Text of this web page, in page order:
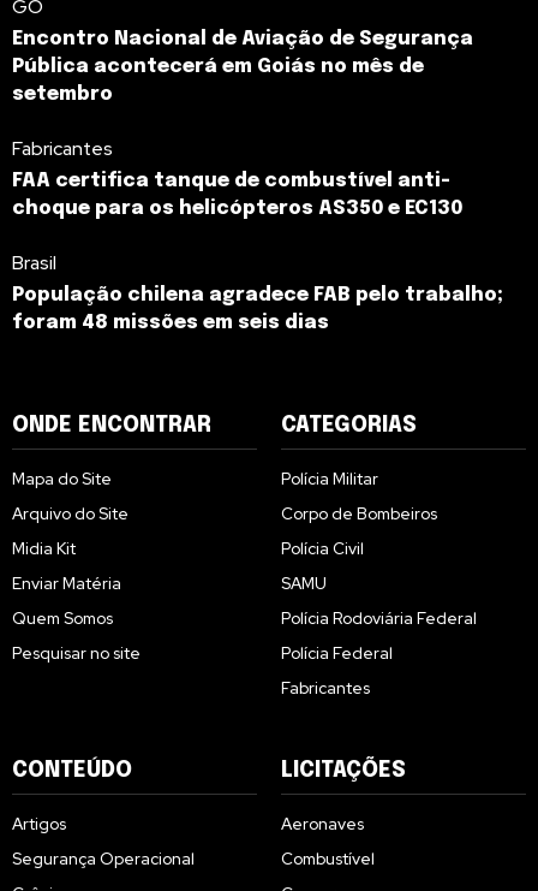
GO
Encontro Nacional de Aviação de Segurança
Pública acontecerá em Goiás no mês de
setembro
Fabricantes
FAA certifica tanque de combustível anti-
choque para os helicópteros AS350 e EC130
Brasil
População chilena agradece FAB pelo trabalho;
foram 48 missões em seis dias
ONDE ENCONTRAR
Mapa do Site
Arquivo do Site
Midia Kit
Enviar Matéria
Quem Somos
Pesquisar no site
CATEGORIAS
Polícia Militar
Corpo de Bombeiros
Polícia Civil
SAMU
Polícia Rodoviária Federal
Polícia Federal
Fabricantes
CONTEÚDO
Artigos
Segurança Operacional
LICITAÇÕES
Aeronaves
Combustível